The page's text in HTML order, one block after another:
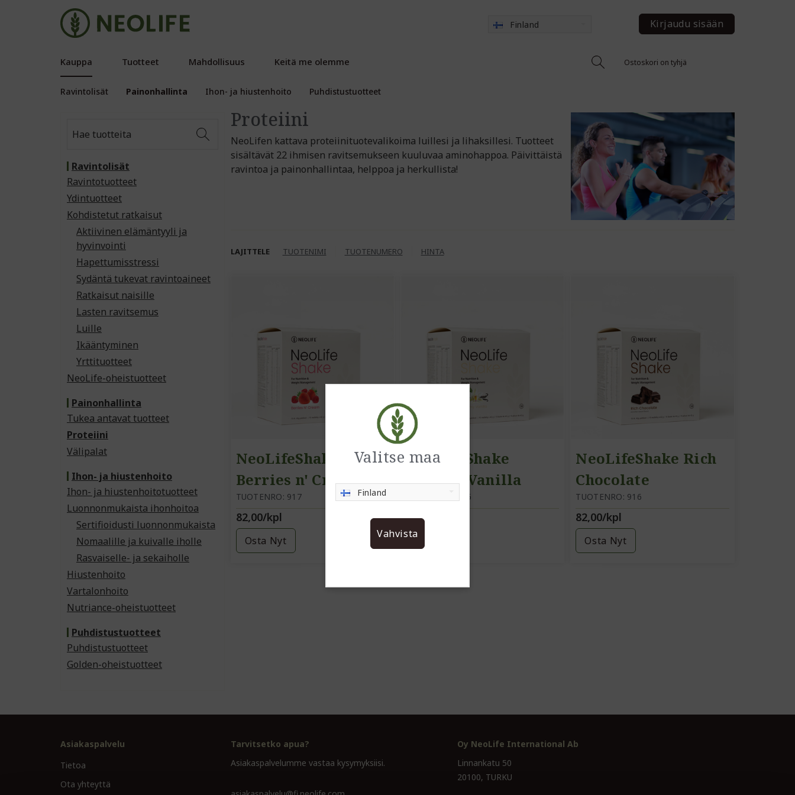
Finland Kirjaudu sisään
Ostoskori on tyhjä
Kauppa Tuotteet Mahdollisuus Keitä me olemme
Ravintolisät Painonhallinta Ihon- ja hiustenhoito Puhdistustuotteet
Valitse maa
Finland
Vahvista
Ravintolisät
Ravintotuotteet
Ydintuotteet
Kohdistetut ratkaisut
Aktiivinen elämäntyyli ja
hyvinvointi
Hapettumisstressi
Sydäntä tukevat ravintoaineet
Ratkaisut naisille
Lasten ravitsemus
Luille
Ikääntyminen
Yrttituotteet
NeoLife-oheistuotteet
Painonhallinta
Tukea antavat tuotteet
Proteiini
Välipalat
Ihon- ja hiustenhoito
Ihon- ja hiustenhoitotuotteet
Luonnonmukaista ihonhoitoa
Sertifioidusti luonnonmukaista
Nomaalille ja kuivalle iholle
Rasvaiselle- ja sekaiholle
Hiustenhoito
Vartalonhoito
Nutriance-oheistuotteet
Puhdistustuotteet
Puhdistustuotteet
Golden-oheistuotteet
Proteiini
NeoLifen kattava proteiinituotevalikoima luillesi ja lihaksillesi. Tuotteet
sisältävät 22 ihmisen ravitsemukseen kuuluvaa aminohappoa. Päivittäistä
ravintoa ja painonhallintaa, helppoa ja herkullista!
LAJITTELE TUOTENIMI TUOTENUMERO HINTA
NeoLifeShake
Berries n' Cream
TUOTENRO: 917
82,00/kpl
Osta Nyt
NeoLifeShake
Creamy Vanilla
TUOTENRO: 915
82,00/kpl
Osta Nyt
NeoLifeShake Rich
Chocolate
TUOTENRO: 916
82,00/kpl
Osta Nyt
Asiakaspalvelu
Tietoa
Ota yhteyttä
Tarvitsetko apua?
Asiakaspalvelumme vastaa kysymyksiisi.
Oy NeoLife International Ab
Linnankatu 50
20100, TURKU